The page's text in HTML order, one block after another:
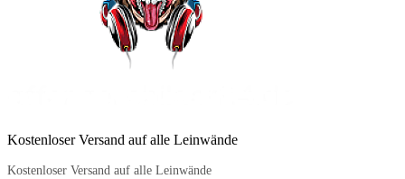
Kostenloser Versand auf alle Leinwände
Kostenloser Versand auf alle Leinwände